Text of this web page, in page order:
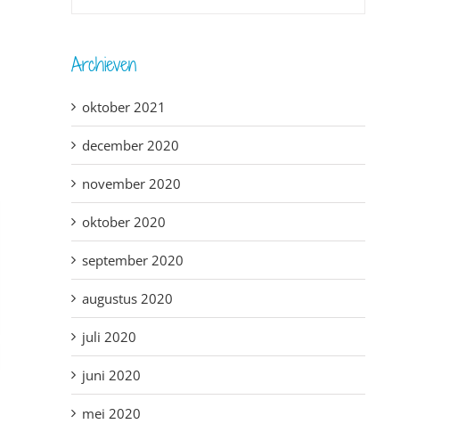
Archieven
oktober 2021
december 2020
november 2020
oktober 2020
september 2020
augustus 2020
juli 2020
juni 2020
mei 2020